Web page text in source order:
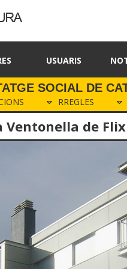
USUARIS
SOCIAL DE
RREGLES
Ventonella de Flix